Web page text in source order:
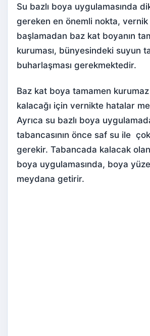
Su bazlı boya uygulamasında
gereken en önemli nokta, vernik
başlamadan baz kat boyanın
kuruması, bünyesindeki suyun
buharlaşması gerekmektedir.
Baz kat boya tamamen
kalacağı için vernikte hatalar
Ayrıca su bazlı boya
tabancasının önce saf su ile çok
gerekir. Tabancada kalacak
boya uygulamasında, boya
meydana getirir.